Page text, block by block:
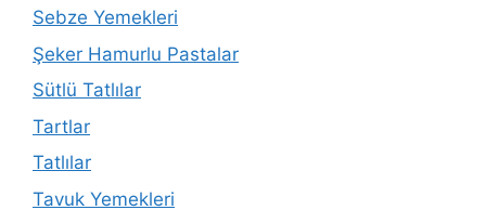
Sebze Yemekleri
Şeker Hamurlu Pastalar
Sütlü Tatlılar
Tartlar
Tatlılar
Tavuk Yemekleri